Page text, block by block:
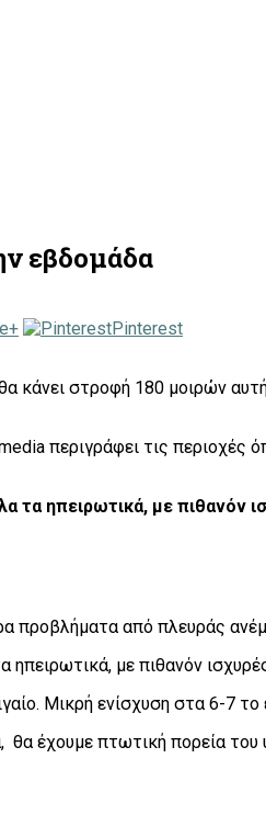
εβδομάδα
Pinterest
κάνει στροφή 180 μοιρών
περιγράφει τις περιοχές
τα ηπειρωτικά, με πιθανόν
προβλήματα από πλευράς
με πιθανόν
Μικρή ενίσχυση στα 6-7
έχουμε πτωτική πορεία